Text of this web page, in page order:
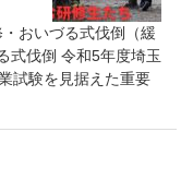
おいづる式伐倒（緩
式伐倒 令和5年度埼玉
試験を見据えた重要